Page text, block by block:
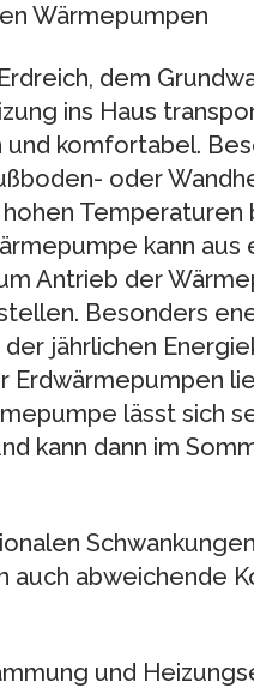
Wärmepumpen
dem
ins Haus
komfortabel.
oder
Temperaturen
kann aus
Antrieb der
Besonders
jährlichen
Erdwärmepumpen
lässt sich
kann dann im
auch abweichende
und